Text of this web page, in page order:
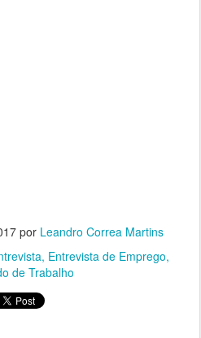
por Leandro Correa Martins
Entrevista de Emprego
de Trabalho